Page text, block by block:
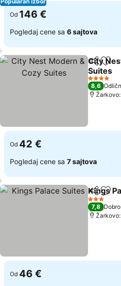
Od 146 €
Pogledaj cene sa 6 sajtova
Deli
City
Suites
4 Zvezdice
8,6
Od 42 €
Pogledaj cene sa 7 sajtova
Deli
Kings
3 Zvezdice
7,8 Dobro
Od 46 €